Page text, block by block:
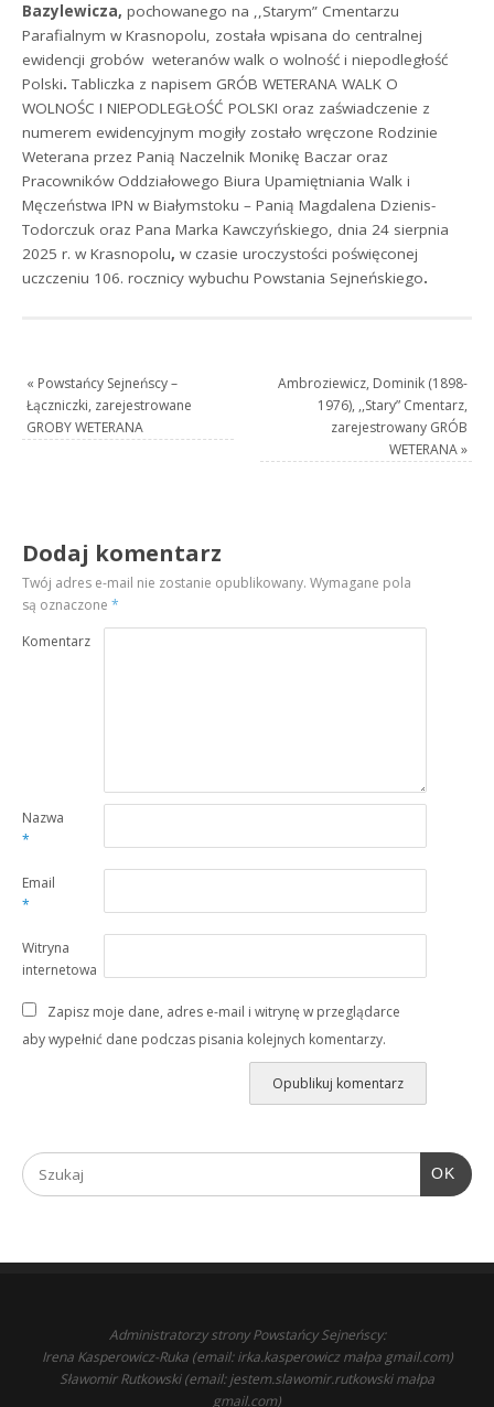
Bazylewicza, pochowanego na ,,Starym” Cmentarzu
Parafialnym w Krasnopolu, została wpisana do centralnej
ewidencji grobów weteranów walk o wolność i niepodległość
Polski. Tabliczka z napisem GRÓB WETERANA WALK O
WOLNOŚC I NIEPODLEGŁOŚĆ POLSKI oraz zaświadczenie z
numerem ewidencyjnym mogiły zostało wręczone Rodzinie
Weterana przez Panią Naczelnik Monikę Baczar oraz
Pracowników Oddziałowego Biura​ Upamiętniania Walk i
Męczeństwa IPN w Białymstoku – Panią Magdalena Dzienis-
Todorczuk oraz Pana Marka Kawczyńskiego, dnia 24 sierpnia
2025 r. w Krasnopolu,w czasie uroczystości poświęconej
uczczeniu 106. rocznicy wybuchu Powstania Sejneńskiego.
« Powstańcy Sejneńscy –
Łączniczki, zarejestrowane
GROBY WETERANA
Ambroziewicz, Dominik (1898-
1976), ,,Stary” Cmentarz,
zarejestrowany GRÓB
WETERANA»
Dodaj komentarz
Twój adres e-mail nie zostanie opublikowany. Wymagane pola
są oznaczone*
Komentarz
Nazwa
*
Email
*
Witryna
internetowa
Zapisz moje dane, adres e-mail i witrynę w przeglądarce
aby wypełnić dane podczas pisania kolejnych komentarzy.
OK
Administratorzy strony Powstańcy Sejneńscy:
Irena Kasperowicz-Ruka (email: irka.kasperowicz małpa gmail.com)
Sławomir Rutkowski (email: jestem.slawomir.rutkowski małpa
gmail.com)